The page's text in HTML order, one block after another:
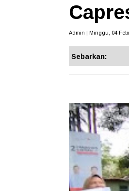
Admin | Minggu, 04
Sebarkan: